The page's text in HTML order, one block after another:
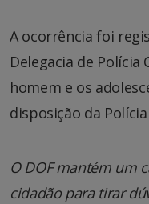
A ocorrência foi
Delegacia de Polícia
homem e os
disposição da
O DOF mantém um
cidadão para tirar